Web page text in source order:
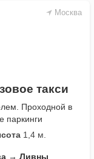
Москва
такси
Проходной в
паркинги
1,4 м.
→ Ливны